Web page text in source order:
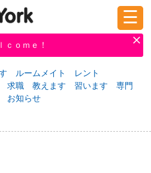
教えて！
☰
ｃｏｍｅ！
ルームメイト
レント
求職 教えます 習います
専門
お知らせ